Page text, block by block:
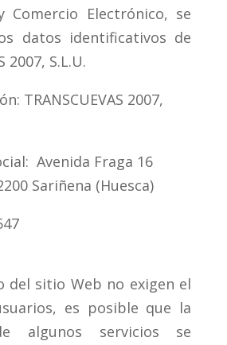
Comercio Electrónico, se
datos identificativos de
2007, S.L.U.
TRANSCUEVAS 2007,
Avenida Fraga 16
Sariñena (Huesca)
del sitio Web no exigen el
es posible que la
algunos servicios se